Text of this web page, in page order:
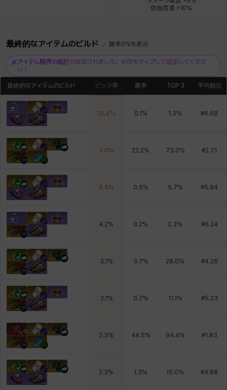
防御貫通 +10%
最終的なアイテムのビルド 勝率0%を表示
アイテム順序の統計が追加されました。矢印をタップして確認してくださ
い！
最終的なアイテムのビルド ピック率 勝率 TOP 3 平均順位
10.4% 0.1 % 1.3% #6.68
7.0% 22.2% 73.0% #2.71
4.5% 0.5% 5.7% #5.94
4.2% 0.2% 2.3% #6.24
3.1 % 3.7% 28.0% #4.26
3.1 % 0.7% 11.1 % #5.23
2.3% 44.5% 94.4% #1.83
2.3% 1.3% 15.0% #4.88